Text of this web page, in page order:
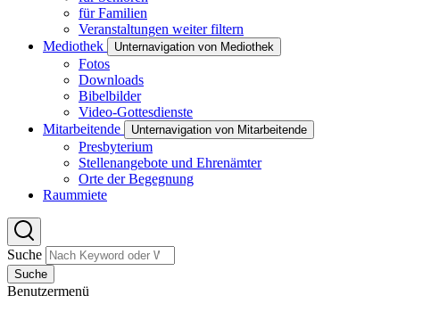
für Familien
Veranstaltungen weiter filtern
Mediothek
Unternavigation von Mediothek
Fotos
Downloads
Bibelbilder
Video-Gottesdienste
Mitarbeitende
Unternavigation von Mitarbeitende
Presbyterium
Stellenangebote und Ehrenämter
Orte der Begegnung
Raummiete
Suche
Suche
Benutzermenü